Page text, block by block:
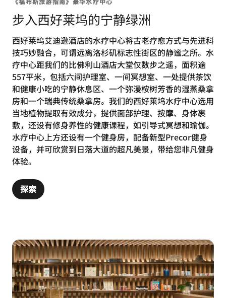
步入西好莱坞的宁静绿洲
西好莱坞艾迪逊酒店的水疗中心将古老疗愈方式与先进科
技巧妙融合，可谓远离洛杉矶标志性街区的静谧之所。水
疗中心距我们的比佛利山酒店大堂仅数步之遥，面积逾
557平米，包括六间护理室、一间冥想室、一处提供茶饮
和健康小吃的宁静休息区、一个弥漫桉树芳香的湿蒸桑拿
房和一个瑞典传统桑拿房。我们的西好莱坞水疗中心选用
当地植物提取有效成分，提供面部护理、按摩、身体裹
敷，还设有修身养性的健康课程，如引导式冥想和瑜伽。
水疗中心上方还设有一个健身房，配备新型Precor健身
设备，并可欣赏到日落大道的超凡美景，带给您非凡健身
体验。
探索